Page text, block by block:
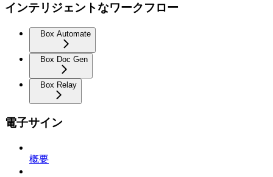
インテリジェントなワークフロー
Box Automate
Box Doc Gen
Box Relay
電子サイン
概要